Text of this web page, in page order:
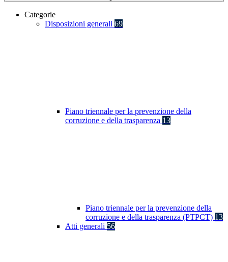
Categorie
Disposizioni generali 69
Piano triennale per la prevenzione della
corruzione e della trasparenza 13
Piano triennale per la prevenzione della
corruzione e della trasparenza (PTPCT) 13
Atti generali 56